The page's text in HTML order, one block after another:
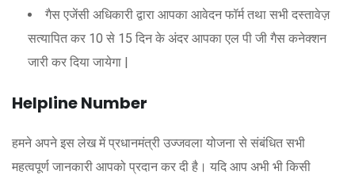
गैस एजेंसी अधिकारी द्वारा आपका आवेदन फॉर्म तथा सभी दस्तावेज़
सत्यापित कर 10 से 15 दिन के अंदर आपका एल पी जी गैस कनेक्शन
जारी कर दिया जायेगा |
Helpline Number
हमने अपने इस लेख में प्रधानमंत्री उज्जवला योजना से संबंधित सभी
महत्वपूर्ण जानकारी आपको प्रदान कर दी है। यदि आप अभी भी किसी